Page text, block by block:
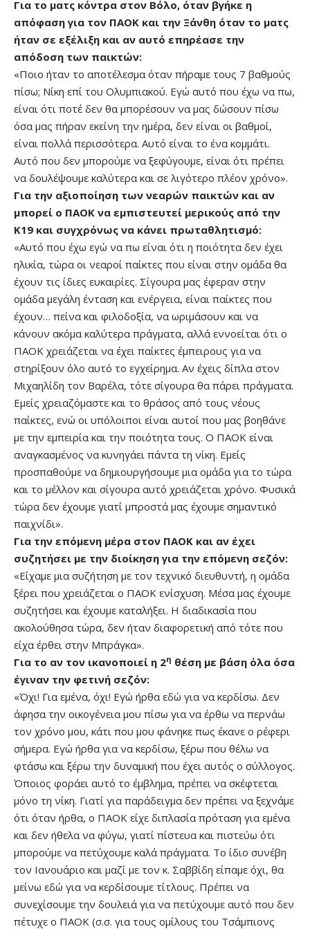
Για το ματς κόντρα στον Βόλο, όταν βγήκε η
απόφαση για τον ΠΑΟΚ και την Ξάνθη όταν το ματς
ήταν σε εξέλιξη και αν αυτό επηρέασε την
απόδοση των παικτών:
«Ποιο ήταν το αποτέλεσμα όταν πήραμε τους 7 βαθμούς
πίσω; Νίκη επί του Ολυμπιακού. Εγώ αυτό που έχω να πω,
είναι ότι ποτέ δεν θα μπορέσουν να μας δώσουν πίσω
όσα μας πήραν εκείνη την ημέρα, δεν είναι οι βαθμοί,
είναι πολλά περισσότερα. Αυτό είναι το ένα κομμάτι.
Αυτό που δεν μπορούμε να ξεφύγουμε, είναι ότι πρέπει
να δουλέψουμε καλύτερα και σε λιγότερο πλέον χρόνο».
Για την αξιοποίηση των νεαρών παικτών και αν
μπορεί ο ΠΑΟΚ να εμπιστευτεί μερικούς από την
Κ19 και συγχρόνως να κάνει πρωταθλητισμό:
«Αυτό που έχω εγώ να πω είναι ότι η ποιότητα δεν έχει
ηλικία, τώρα οι νεαροί παίκτες που είναι στην ομάδα θα
έχουν τις ίδιες ευκαιρίες. Σίγουρα μας έφεραν στην
ομάδα μεγάλη ένταση και ενέργεια, είναι παίκτες που
έχουν… πείνα και φιλοδοξία, να ωριμάσουν και να
κάνουν ακόμα καλύτερα πράγματα, αλλά εννοείται ότι ο
ΠΑΟΚ χρειάζεται να έχει παίκτες έμπειρους για να
στηρίξουν όλο αυτό το εγχείρημα. Αν έχεις δίπλα στον
Μιχαηλίδη τον Βαρέλα, τότε σίγουρα θα πάρει πράγματα.
Εμείς χρειαζόμαστε και το θράσος από τους νέους
παίκτες, ενώ οι υπόλοιποι είναι αυτοί που μας βοηθάνε
με την εμπειρία και την ποιότητα τους. Ο ΠΑΟΚ είναι
αναγκασμένος να κυνηγάει πάντα τη νίκη. Εμείς
προσπαθούμε να δημιουργήσουμε μια ομάδα για το τώρα
και το μέλλον και σίγουρα αυτό χρειάζεται χρόνο. Φυσικά
τώρα δεν έχουμε γιατί μπροστά μας έχουμε σημαντικό
παιχνίδι».
Για την επόμενη μέρα στον ΠΑΟΚ και αν έχει
συζητήσει με την διοίκηση για την επόμενη σεζόν:
«Είχαμε μια συζήτηση με τον τεχνικό διευθυντή, η ομάδα
ξέρει που χρειάζεται ο ΠΑΟΚ ενίσχυση. Μέσα μας έχουμε
συζητήσει και έχουμε καταλήξει. Η διαδικασία που
ακολούθησα τώρα, δεν ήταν διαφορετική από τότε που
είχα έρθει στην Μπράγκα».
Για το αν τον ικανοποιεί η 2η θέση με βάση όλα όσα
έγιναν την φετινή σεζόν:
«Όχι! Για εμένα, όχι! Εγώ ήρθα εδώ για να κερδίσω. Δεν
άφησα την οικογένεια μου πίσω για να έρθω να περνάω
τον χρόνο μου, κάτι που μου φάνηκε πως έκανε ο ρέφερι
σήμερα. Εγώ ήρθα για να κερδίσω, ξέρω που θέλω να
φτάσω και ξέρω την δυναμική που έχει αυτός ο σύλλογος.
Όποιος φοράει αυτό το έμβλημα, πρέπει να σκέφτεται
μόνο τη νίκη. Γιατί για παράδειγμα δεν πρέπει να ξεχνάμε
ότι όταν ήρθα, ο ΠΑΟΚ είχε διπλασία πρόταση για εμένα
και δεν ήθελα να φύγω, γιατί πίστευα και πιστεύω ότι
μπορούμε να πετύχουμε καλά πράγματα. Το ίδιο συνέβη
τον Ιανουάριο και μαζί με τον κ. Σαββίδη είπαμε όχι, θα
μείνω εδώ για να κερδίσουμε τίτλους. Πρέπει να
συνεχίσουμε την δουλειά για να πετύχουμε αυτό που δεν
πέτυχε ο ΠΑΟΚ (σ.σ. για τους ομίλους του Τσάμπιονς